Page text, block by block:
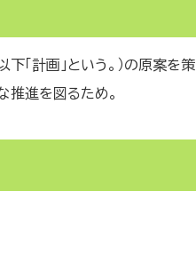
計画」という。）の原案を策
推進を図るため。